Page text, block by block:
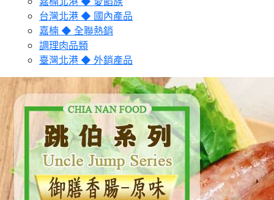
台灣北港 ◆ 國內產品
嘉楠 ◆ 全聯熱銷
調理肉品類
臺灣北港 ◆ 外銷產品